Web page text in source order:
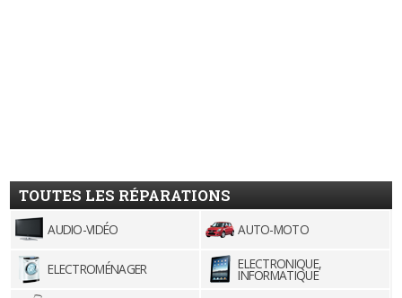
TOUTES LES RÉPARATIONS
AUDIO-VIDÉO AUTO-MOTO
ELECTROMÉNAGER ELECTRONIQUE,
INFORMATIQUE